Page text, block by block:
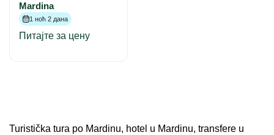
Mardina
1 ноћ 2 дана
Питајте за цену
Turistička tura po Mardinu, hotel u Mardinu, transfere u